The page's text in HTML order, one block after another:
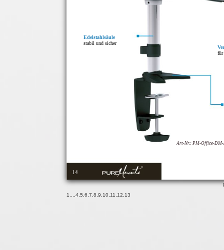
14
für
Edelstahlsäule
stabil und sicher
Art-Nr.: PM-Office-DM-
1
4 5 6 7 8 9 10 11 12 13